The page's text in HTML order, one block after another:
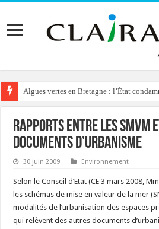
Algues vertes en Bretagne : l’État
Rapports entre les SMVM
documents d’urbanisme
30 juin 2009 Environnement
Selon le Conseil d’Etat (CE 3 mars 2008,
les schémas de mise en valeur de la mer
modalités de l’urbanisation des espaces
qui relèvent des autres documents